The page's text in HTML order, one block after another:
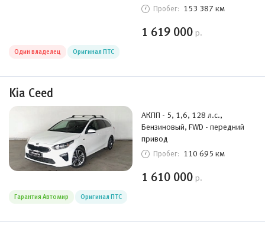
Пробег: 153 387 км
1 619 000 р.
Один владелец Оригинал ПТС
Kia Ceed
АКПП - 5, 1,6, 128 л.с.,
Бензиновый, FWD - передний
привод
Пробег: 110 695 км
1 610 000 р.
Гарантия Автомир Оригинал ПТС